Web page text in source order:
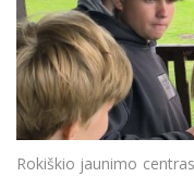
Rokiškio jaunimo